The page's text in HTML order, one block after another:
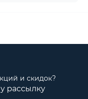
и скидок?
рассылку